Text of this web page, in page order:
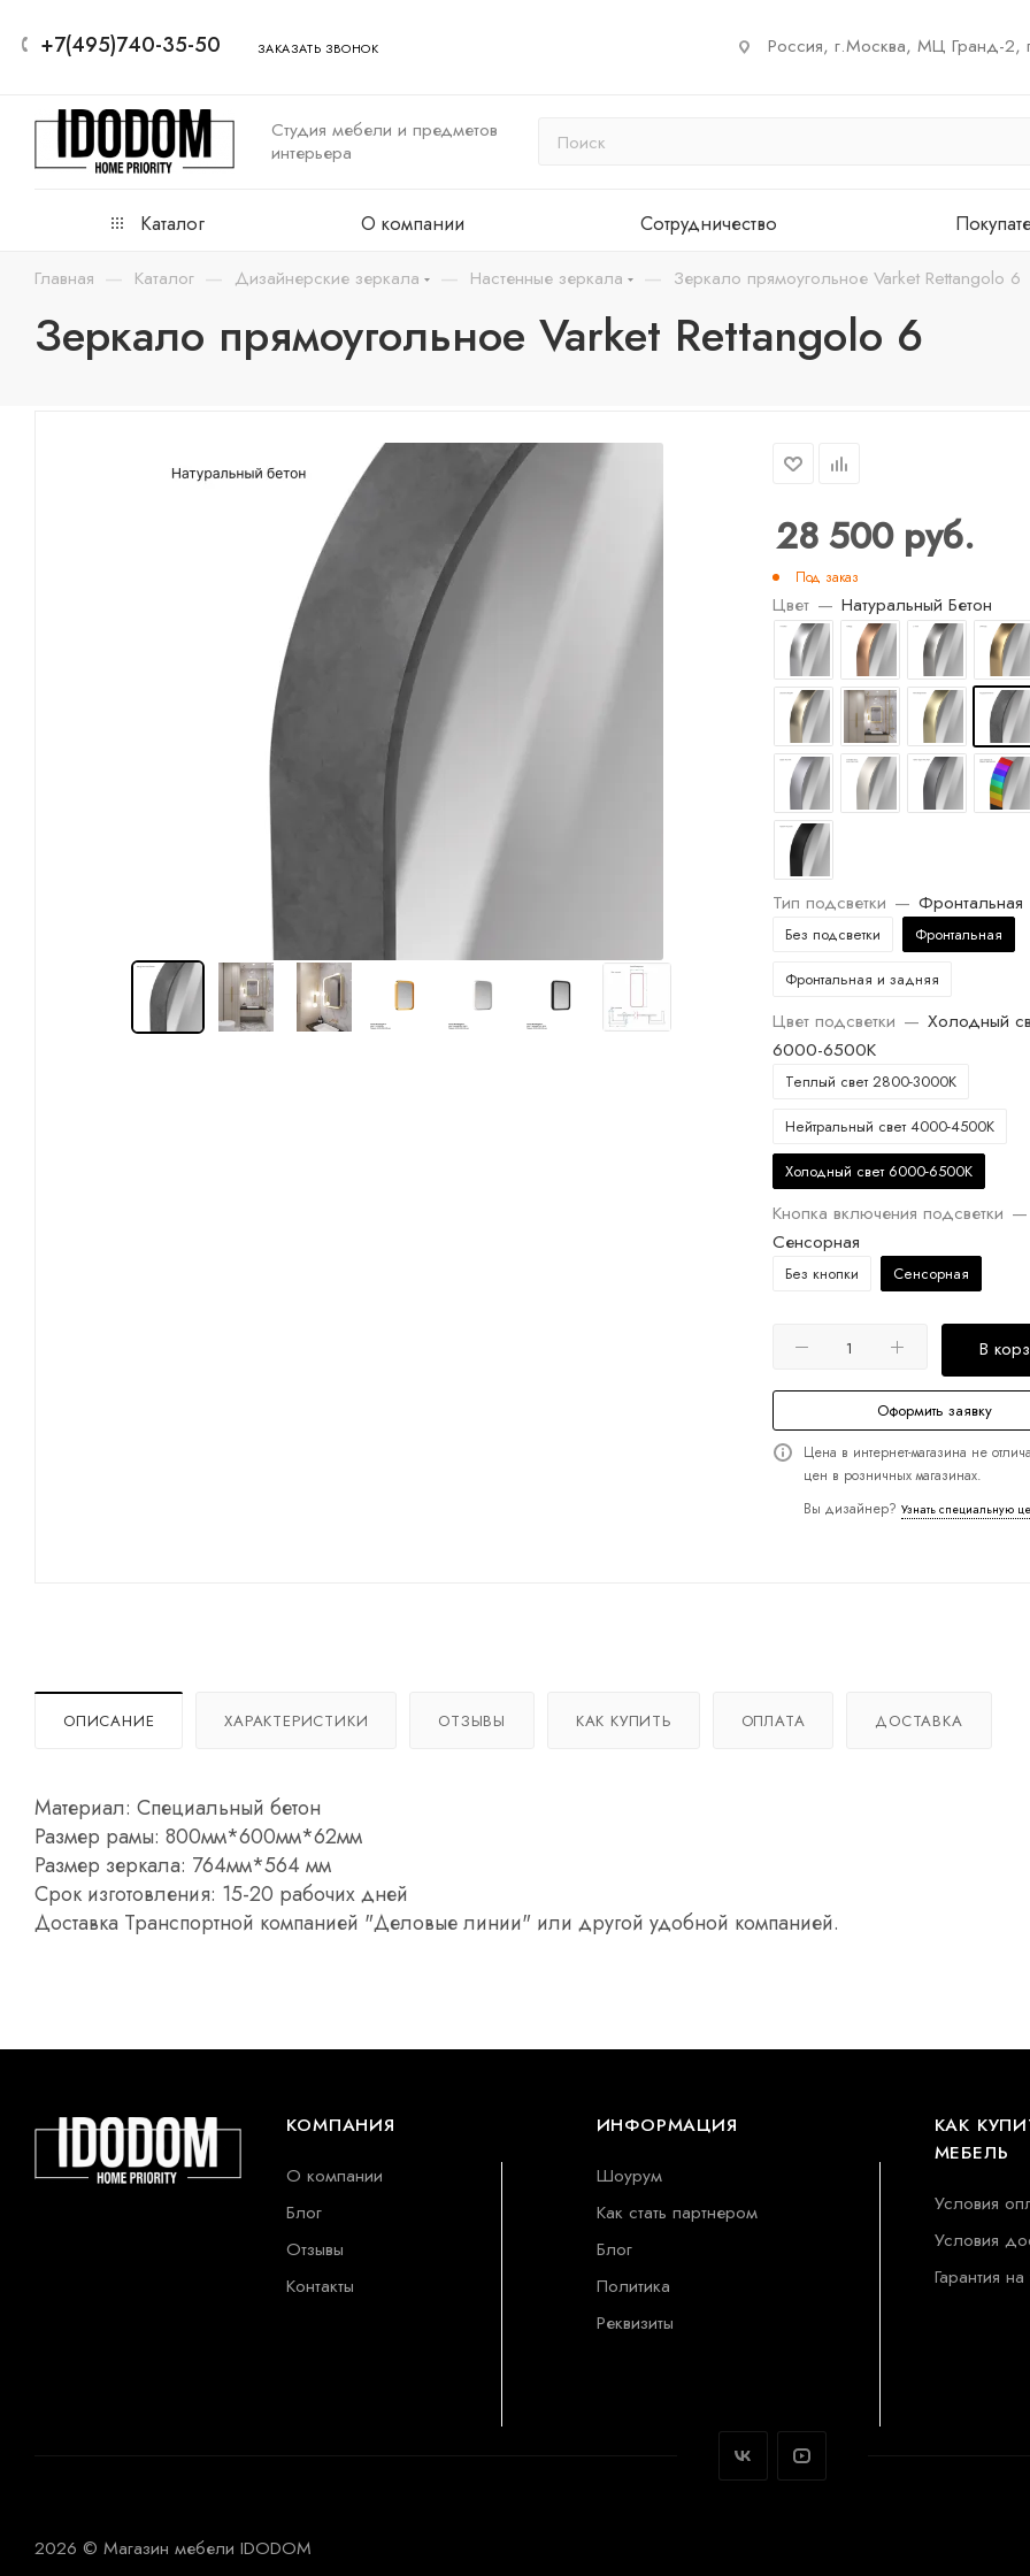
+7(495)740-35-50 ЗАКАЗАТЬ ЗВОНОК Россия, г.Москва, МЦ Гранд-2,
Студия мебели и предметов
интерьера
Каталог О компании Сотрудничество
Главная — Каталог — Дизайнерские зеркала — Настенные зеркала — Зеркало прямоугольное Varket Rettangolo 6
Зеркало прямоугольное Varket Rettangolo 6
28 500руб.
Под заказ
Цвет — Натуральный Бетон
Тип подсветки — Фронтальная
Без подсветки Фронтальная
Фронтальная и задняя
Цвет подсветки — Холодный
6000-6500K
Теплый свет 2800-3000K
Нейтральный свет 4000-4500K
Холодный свет 6000-6500K
Кнопка включения подсветки —
Сенсорная
Без кнопки Сенсорная
В
Оформить заявку
Цена в интернет-магазина не
цен в розничных магазинах.
Вы дизайнер? Узнать специальную
ОПИСАНИЕ ХАРАКТЕРИСТИКИ ОТЗЫВЫ КАК КУПИТЬ ОПЛАТА ДОСТАВКА
Материал: Специальный бетон
Размер рамы: 800мм*600мм*62мм
Размер зеркала: 764мм*564 мм
Срок изготовления: 15-20 рабочих дней
Доставка Транспортной компанией "Деловые линии" или другой удобной компанией.
КОМПАНИЯ
О компании
Блог
Отзывы
Контакты
ИНФОРМАЦИЯ
Шоурум
Как стать партнером
Блог
Политика
Реквизиты
КАК
МЕБЕЛЬ
Условия
Условия
Гарантия
2026 © Магазин мебели IDODOM